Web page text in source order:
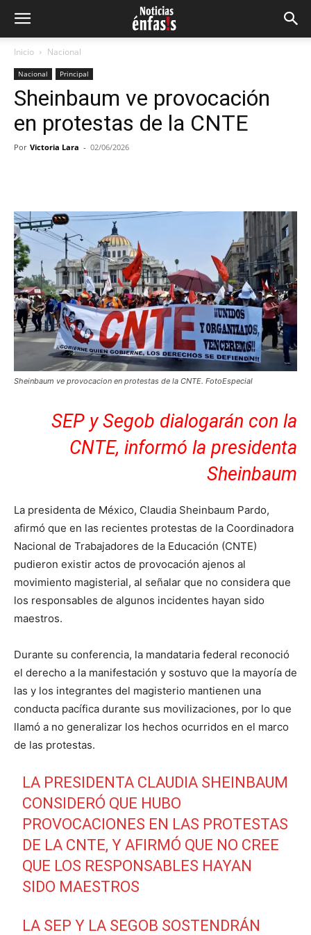
Inicio Nacional
Nacional Principal
Sheinbaum ve provocación
en protestas de la CNTE
Por Victoria Lara - 02/06/2026
Sheinbaum ve provocacion en protestas de la CNTE. FotoEspecial
SEP y Segob dialogarán con la
CNTE, informó la presidenta
Sheinbaum
La presidenta de México, Claudia Sheinbaum Pardo,
afirmó que en las recientes protestas de la Coordinadora
Nacional de Trabajadores de la Educación (CNTE)
pudieron existir actos de provocación ajenos al
movimiento magisterial, al señalar que no considera que
los responsables de algunos incidentes hayan sido
maestros.
Durante su conferencia, la mandataria federal reconoció
el derecho a la manifestación y sostuvo que la mayoría de
las y los integrantes del magisterio mantienen una
conducta pacífica durante sus movilizaciones, por lo que
llamó a no generalizar los hechos ocurridos en el marco
de las protestas.
LA PRESIDENTA CLAUDIA SHEINBAUM
CONSIDERÓ QUE HUBO
PROVOCACIONES EN LAS PROTESTAS
DE LA CNTE, Y AFIRMÓ QUE NO CREE
QUE LOS RESPONSABLES HAYAN
SIDO MAESTROS
LA SEP Y LA SEGOB SOSTENDRÁN